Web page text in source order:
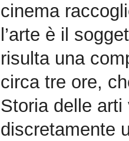
cinema
l’arte è il
risulta una
circa tre ore,
Storia delle
discretamente